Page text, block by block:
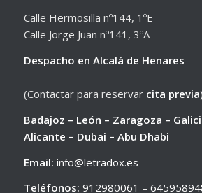
Calle Hermosilla nº144, 1ºE
Calle Jorge Juan nº141, 3ºA
Despacho en Alcalá de Henares
(Contactar para reservar cita previa)
Badajoz – León – Zaragoza –
Alicante – Dubai – Abu Dhabi
Email: info@letradox.es
Teléfonos: 912980061 –